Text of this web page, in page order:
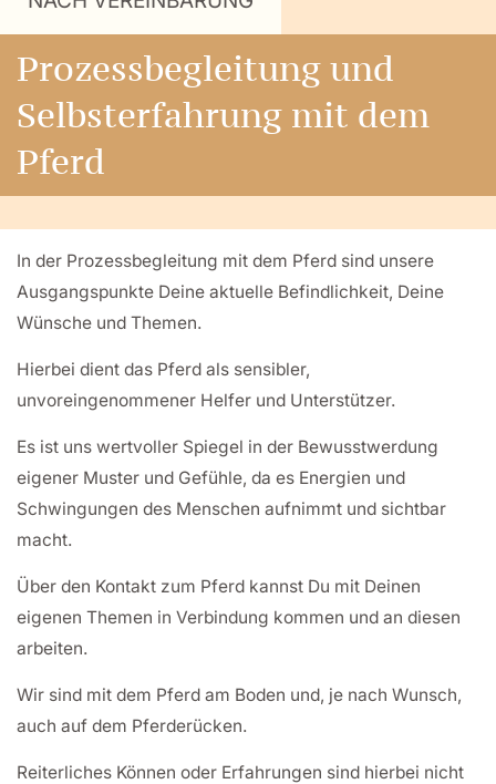
Prozessbegleitung und
Selbsterfahrung mit dem
Pferd
In der Prozessbegleitung mit dem Pferd sind unsere
Ausgangspunkte Deine aktuelle Befindlichkeit, Deine
Wünsche und Themen.
Hierbei dient das Pferd als sensibler,
unvoreingenommener Helfer und Unterstützer.
Es ist uns wertvoller Spiegel in der Bewusstwerdung
eigener Muster und Gefühle, da es Energien und
Schwingungen des Menschen aufnimmt und sichtbar
macht.
Über den Kontakt zum Pferd kannst Du mit Deinen
eigenen Themen in Verbindung kommen und an diesen
arbeiten.
Wir sind mit dem Pferd am Boden und, je nach Wunsch,
auch auf dem Pferderücken.
Reiterliches Können oder Erfahrungen sind hierbei nicht